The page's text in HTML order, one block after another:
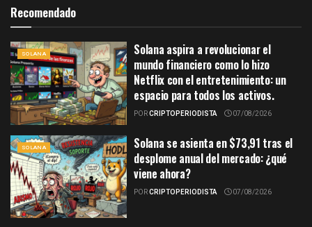
Recomendado
SOLANA
Solana aspira a revolucionar el
mundo financiero como lo hizo
Netflix con el entretenimiento: un
espacio para todos los activos.
PORCRIPTOPERIODISTA 07/08/2026
SOLANA
Solana se asienta en $73,91 tras el
desplome anual del mercado: ¿qué
viene ahora?
PORCRIPTOPERIODISTA 07/08/2026